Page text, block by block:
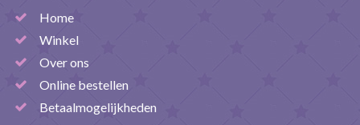
Home
Winkel
Over ons
Online bestellen
Betaalmogelijkheden